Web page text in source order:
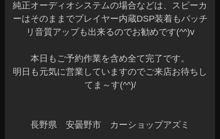
純正オーディオシステムの場合などは、スピーカ
ーはそのままでプレイヤー内蔵DSP装着もバッチ
リ音質アップも出来るのでお勧めです(^^)v
本日もご予約作業を含め全て完了です。
明日も元気に営業していますのでご来店お待ちし
てま～す(^^)/
長野県 安曇野市 カーショップアズミ